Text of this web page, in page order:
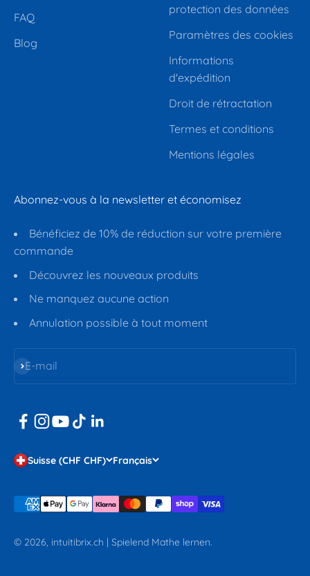
FAQ
Blog
protection des données
Paramètres des cookies
Informations
d'expédition
Droit de rétractation
Termes et conditions
Mentions légales
Abonnez-vous à la newsletter et économisez
Bénéficiez de 10% de réduction sur votre première
commande
Découvrez les nouveaux produits
Ne manquez aucune action
Annulation possible à tout moment
E-mail
S'inscrire
Suisse (CHF CHF) Français
© 2026, intuitibrix.ch | Spielend Mathe lernen.